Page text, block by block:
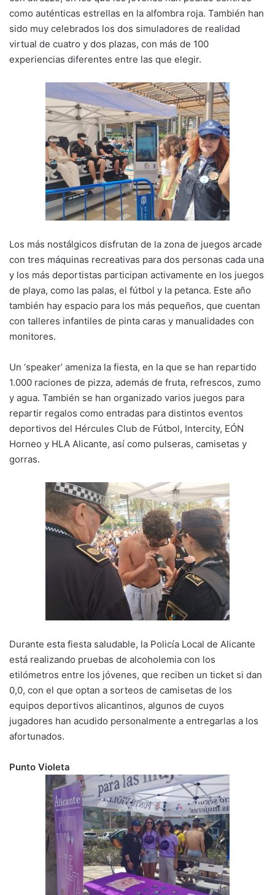
como auténticas estrellas en la alfombra roja. También han
sido muy celebrados los dos simuladores de realidad
virtual de cuatro y dos plazas, con más de 100
experiencias diferentes entre las que elegir.
Los más nostálgicos disfrutan de la zona de juegos arcade
con tres máquinas recreativas para dos personas cada una
y los más deportistas participan activamente en los juegos
de playa, como las palas, el fútbol y la petanca. Este año
también hay espacio para los más pequeños, que cuentan
con talleres infantiles de pinta caras y manualidades con
monitores.
Un ‘speaker’ ameniza la fiesta, en la que se han repartido
1.000 raciones de pizza, además de fruta, refrescos, zumo
y agua. También se han organizado varios juegos para
repartir regalos como entradas para distintos eventos
deportivos del Hércules Club de Fútbol, Intercity, EÓN
Horneo y HLA Alicante, así como pulseras, camisetas y
gorras.
Durante esta fiesta saludable, la Policía Local de Alicante
está realizando pruebas de alcoholemia con los
etilómetros entre los jóvenes, que reciben un ticket si dan
0,0, con el que optan a sorteos de camisetas de los
equipos deportivos alicantinos, algunos de cuyos
jugadores han acudido personalmente a entregarlas a los
afortunados.
Punto Violeta